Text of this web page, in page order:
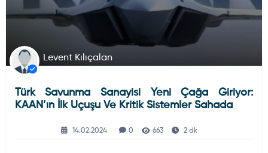
Levent Kılıçalan
Türk Savunma Sanayisi Yeni Çağa Giriyor:
KAAN’ın İlk Uçuşu Ve Kritik Sistemler Sahada
14.02.2024 0 663 2 dk